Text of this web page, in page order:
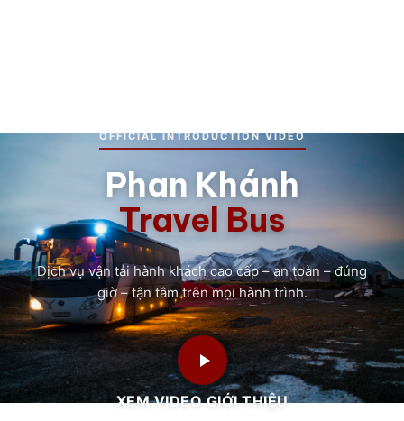
OFFICIAL INTRODUCTION VIDEO
Phan Khánh
Travel Bus
Dịch vụ vận tải hành khách cao cấp – an toàn – đúng
giờ – tận tâm trên mọi hành trình.
XEM VIDEO GIỚI THIỆU